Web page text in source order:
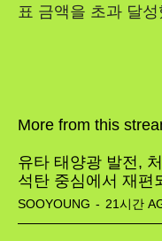
표 금액을 초과 달성
More from this
유타 태양광 발전,
석탄 중심에서 재편
SOOYOUNG - 21시간